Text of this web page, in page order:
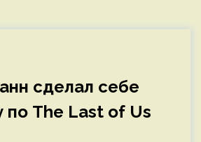
сделал себе
по The Last of Us